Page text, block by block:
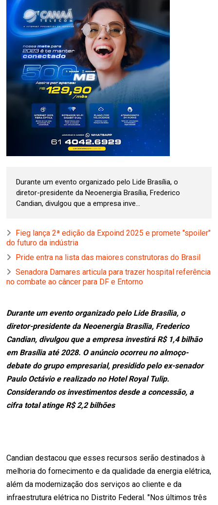
Durante um evento organizado pelo Lide Brasília, o
diretor-presidente da Neoenergia Brasília, Frederico
Candian, divulgou que a empresa inve...
Fieg lança 2ª edição da Expoind 2025 e promete "spoiler"
do futuro da indústria
Pride entra na lista das maiores construtoras do Brasil
Senadora Damares articula para trazer hospital referência
no combate ao câncer para DF e Entorno
Durante um evento organizado pelo Lide Brasília, o
diretor-presidente da Neoenergia Brasília, Frederico
Candian, divulgou que a empresa investirá R$ 1,4 bilhão
em Brasília até 2028. O anúncio ocorreu no almoço-
debate do grupo empresarial, presidido pelo ex-senador
Paulo Octávio e realizado no Hotel Royal Tulip.
Considerando os investimentos desde a concessão, a
cifra total atinge R$ 2,2 bilhões
Candian destacou que esses recursos serão destinados à
melhoria do fornecimento e da qualidade da energia elétrica,
além da modernização dos serviços ao cliente e da
infraestrutura elétrica no Distrito Federal. "Nos últimos três